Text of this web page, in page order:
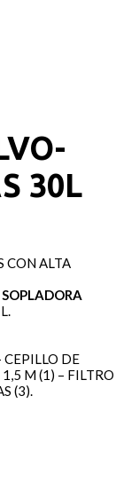
30L
CON ALTA
CEPILLO DE
M (1) – FILTRO
(3).